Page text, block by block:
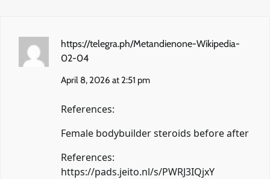
https://telegra.ph/Metandienone-Wikipedia-
02-04
April 8, 2026 at 2:51 pm
References:
Female bodybuilder steroids before after
References:
https://pads.jeito.nl/s/PWRJ3IQjxY